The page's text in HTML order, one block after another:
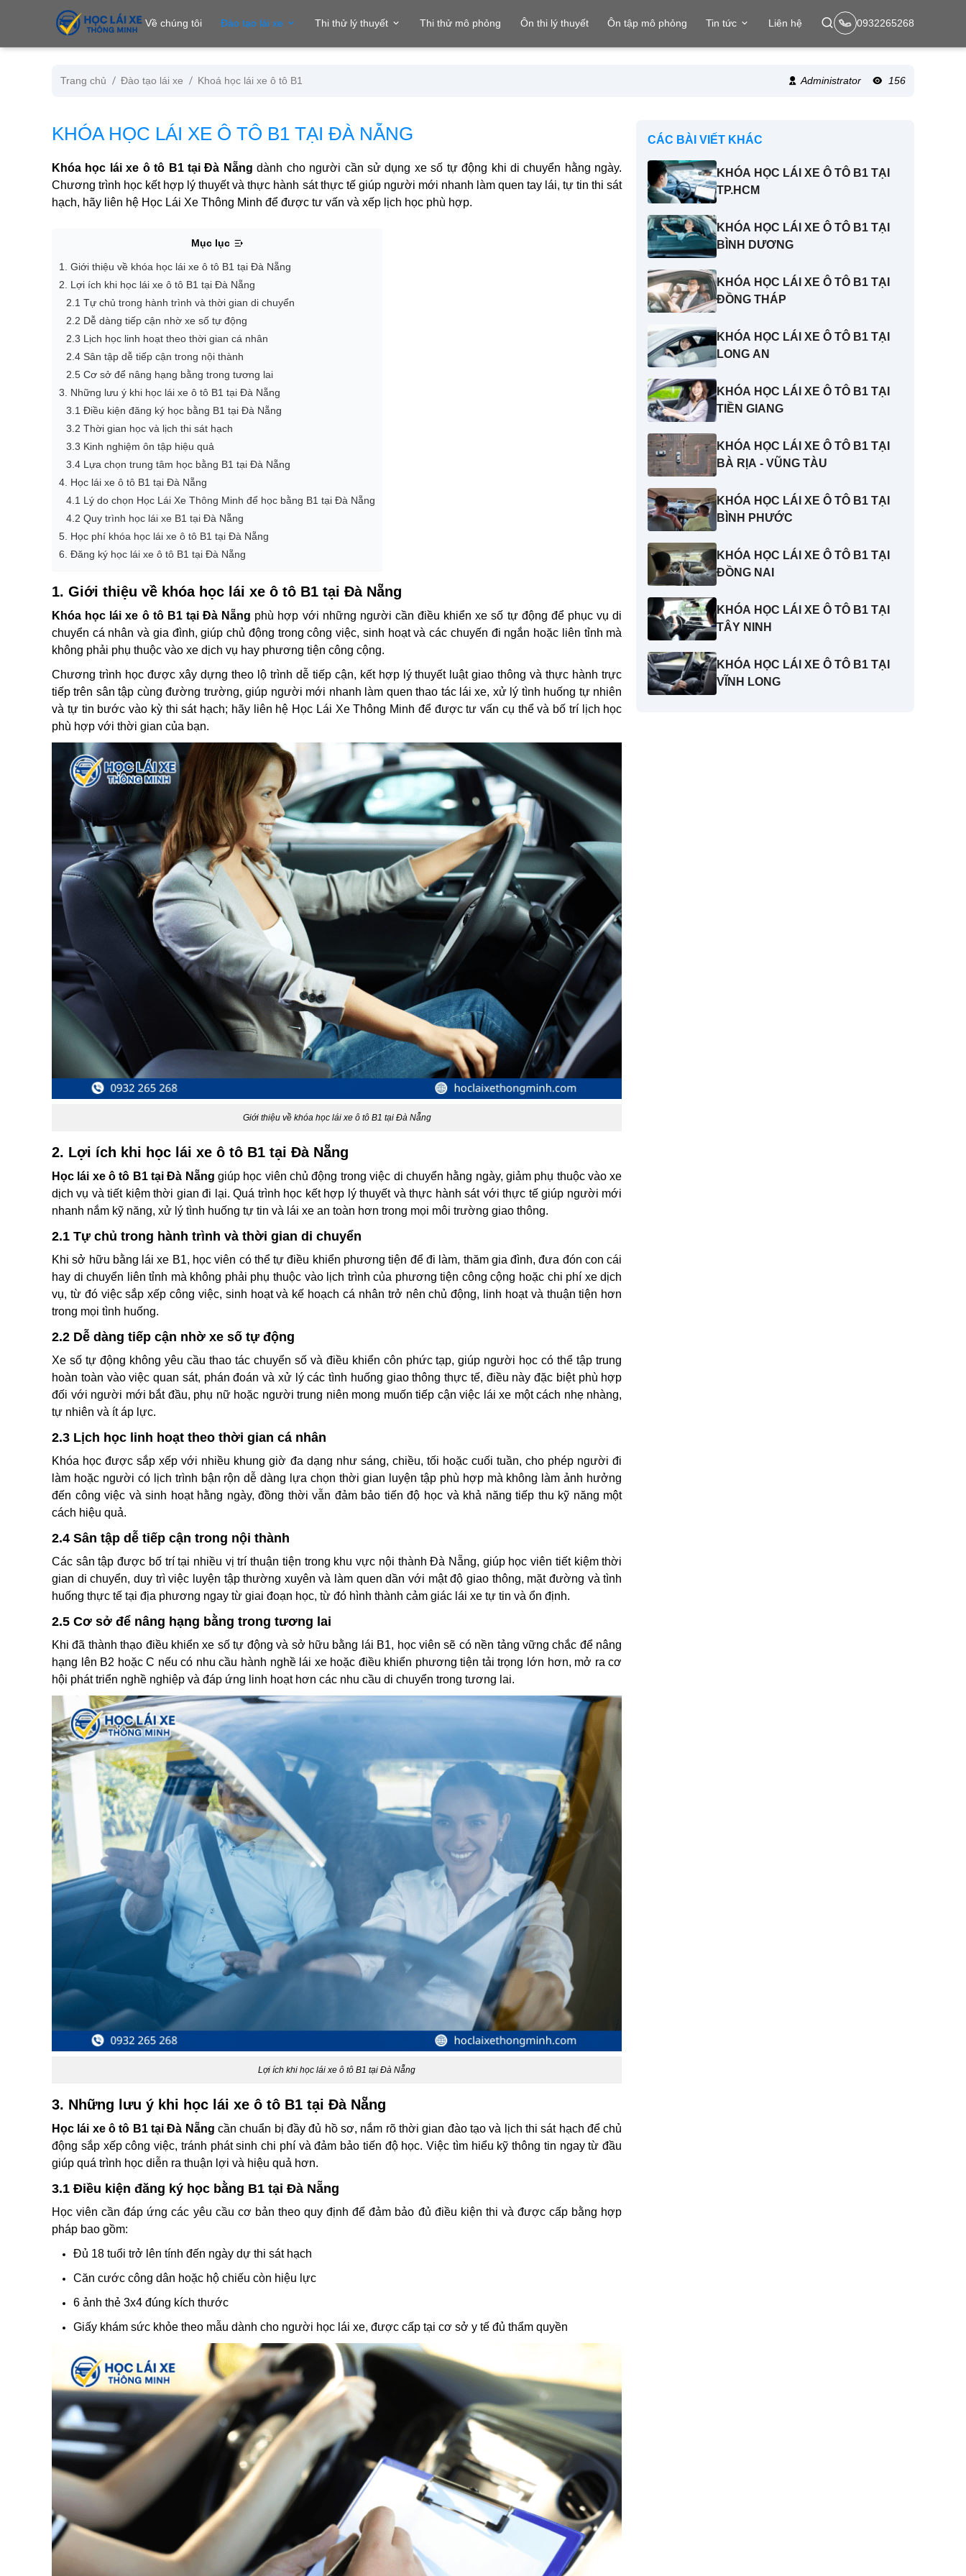
Về chúng tôi Đào tạo lái xe Thi thử lý thuyết Thi thử mô phỏng Ôn thi lý thuyết Ôn tập mô phỏng Tin tức Liên hệ 0932265268
Trang chủ Đào tạo lái xe Khoá học lái xe ô tô B1 Administrator 156
KHÓA HỌC LÁI XE Ô TÔ B1 TẠI ĐÀ NẴNG
Khóa học lái xe ô tô B1 tại Đà Nẵng dành cho người cần sử dụng xe số tự động khi di chuyển hằng ngày.
Chương trình học kết hợp lý thuyết và thực hành sát thực tế giúp người mới nhanh làm quen tay lái, tự tin thi sát
hạch, hãy liên hệ Học Lái Xe Thông Minh để được tư vấn và xếp lịch học phù hợp.
Mục lục
1. Giới thiệu về khóa học lái xe ô tô B1 tại Đà Nẵng
2. Lợi ích khi học lái xe ô tô B1 tại Đà Nẵng
2.1 Tự chủ trong hành trình và thời gian di chuyển
2.2 Dễ dàng tiếp cận nhờ xe số tự động
2.3 Lịch học linh hoạt theo thời gian cá nhân
2.4 Sân tập dễ tiếp cận trong nội thành
2.5 Cơ sở để nâng hạng bằng trong tương lai
3. Những lưu ý khi học lái xe ô tô B1 tại Đà Nẵng
3.1 Điều kiện đăng ký học bằng B1 tại Đà Nẵng
3.2 Thời gian học và lịch thi sát hạch
3.3 Kinh nghiệm ôn tập hiệu quả
3.4 Lựa chọn trung tâm học bằng B1 tại Đà Nẵng
4. Học lái xe ô tô B1 tại Đà Nẵng
4.1 Lý do chọn Học Lái Xe Thông Minh để học bằng B1 tại Đà Nẵng
4.2 Quy trình học lái xe B1 tại Đà Nẵng
5. Học phí khóa học lái xe ô tô B1 tại Đà Nẵng
6. Đăng ký học lái xe ô tô B1 tại Đà Nẵng
1. Giới thiệu về khóa học lái xe ô tô B1 tại Đà Nẵng
Khóa học lái xe ô tô B1 tại Đà Nẵng phù hợp với những người cần điều khiển xe số tự động để phục vụ di
chuyển cá nhân và gia đình, giúp chủ động trong công việc, sinh hoạt và các chuyến đi ngắn hoặc liên tỉnh mà
không phải phụ thuộc vào xe dịch vụ hay phương tiện công cộng.
Chương trình học được xây dựng theo lộ trình dễ tiếp cận, kết hợp lý thuyết luật giao thông và thực hành trực
tiếp trên sân tập cùng đường trường, giúp người mới nhanh làm quen thao tác lái xe, xử lý tình huống tự nhiên
và tự tin bước vào kỳ thi sát hạch; hãy liên hệ Học Lái Xe Thông Minh để được tư vấn cụ thể và bố trí lịch học
phù hợp với thời gian của bạn.
Giới thiệu về khóa học lái xe ô tô B1 tại Đà Nẵng
2. Lợi ích khi học lái xe ô tô B1 tại Đà Nẵng
Học lái xe ô tô B1 tại Đà Nẵng giúp học viên chủ động trong việc di chuyển hằng ngày, giảm phụ thuộc vào xe
dịch vụ và tiết kiệm thời gian đi lại. Quá trình học kết hợp lý thuyết và thực hành sát với thực tế giúp người mới
nhanh nắm kỹ năng, xử lý tình huống tự tin và lái xe an toàn hơn trong mọi môi trường giao thông.
2.1 Tự chủ trong hành trình và thời gian di chuyển
Khi sở hữu bằng lái xe B1, học viên có thể tự điều khiển phương tiện để đi làm, thăm gia đình, đưa đón con cái
hay di chuyển liên tỉnh mà không phải phụ thuộc vào lịch trình của phương tiện công cộng hoặc chi phí xe dịch
vụ, từ đó việc sắp xếp công việc, sinh hoạt và kế hoạch cá nhân trở nên chủ động, linh hoạt và thuận tiện hơn
trong mọi tình huống.
2.2 Dễ dàng tiếp cận nhờ xe số tự động
Xe số tự động không yêu cầu thao tác chuyển số và điều khiển côn phức tạp, giúp người học có thể tập trung
hoàn toàn vào việc quan sát, phán đoán và xử lý các tình huống giao thông thực tế, điều này đặc biệt phù hợp
đối với người mới bắt đầu, phụ nữ hoặc người trung niên mong muốn tiếp cận việc lái xe một cách nhẹ nhàng,
tự nhiên và ít áp lực.
2.3 Lịch học linh hoạt theo thời gian cá nhân
Khóa học được sắp xếp với nhiều khung giờ đa dạng như sáng, chiều, tối hoặc cuối tuần, cho phép người đi
làm hoặc người có lịch trình bận rộn dễ dàng lựa chọn thời gian luyện tập phù hợp mà không làm ảnh hưởng
đến công việc và sinh hoạt hằng ngày, đồng thời vẫn đảm bảo tiến độ học và khả năng tiếp thu kỹ năng một
cách hiệu quả.
2.4 Sân tập dễ tiếp cận trong nội thành
Các sân tập được bố trí tại nhiều vị trí thuận tiện trong khu vực nội thành Đà Nẵng, giúp học viên tiết kiệm thời
gian di chuyển, duy trì việc luyện tập thường xuyên và làm quen dần với mật độ giao thông, mặt đường và tình
huống thực tế tại địa phương ngay từ giai đoạn học, từ đó hình thành cảm giác lái xe tự tin và ổn định.
2.5 Cơ sở để nâng hạng bằng trong tương lai
Khi đã thành thạo điều khiển xe số tự động và sở hữu bằng lái B1, học viên sẽ có nền tảng vững chắc để nâng
hạng lên B2 hoặc C nếu có nhu cầu hành nghề lái xe hoặc điều khiển phương tiện tải trọng lớn hơn, mở ra cơ
hội phát triển nghề nghiệp và đáp ứng linh hoạt hơn các nhu cầu di chuyển trong tương lai.
Lợi ích khi học lái xe ô tô B1 tại Đà Nẵng
3. Những lưu ý khi học lái xe ô tô B1 tại Đà Nẵng
Học lái xe ô tô B1 tại Đà Nẵng cần chuẩn bị đầy đủ hồ sơ, nắm rõ thời gian đào tạo và lịch thi sát hạch để chủ
động sắp xếp công việc, tránh phát sinh chi phí và đảm bảo tiến độ học. Việc tìm hiểu kỹ thông tin ngay từ đầu
giúp quá trình học diễn ra thuận lợi và hiệu quả hơn.
3.1 Điều kiện đăng ký học bằng B1 tại Đà Nẵng
Học viên cần đáp ứng các yêu cầu cơ bản theo quy định để đảm bảo đủ điều kiện thi và được cấp bằng hợp
pháp bao gồm:
Đủ 18 tuổi trở lên tính đến ngày dự thi sát hạch
Căn cước công dân hoặc hộ chiếu còn hiệu lực
6 ảnh thẻ 3x4 đúng kích thước
Giấy khám sức khỏe theo mẫu dành cho người học lái xe, được cấp tại cơ sở y tế đủ thẩm quyền
CÁC BÀI VIẾT KHÁC
KHÓA HỌC LÁI XE Ô TÔ B1 TẠI
TP.HCM
KHÓA HỌC LÁI XE Ô TÔ B1 TẠI
BÌNH DƯƠNG
KHÓA HỌC LÁI XE Ô TÔ B1 TẠI
ĐỒNG THÁP
KHÓA HỌC LÁI XE Ô TÔ B1 TẠI
LONG AN
KHÓA HỌC LÁI XE Ô TÔ B1 TẠI
TIỀN GIANG
KHÓA HỌC LÁI XE Ô TÔ B1 TẠI
BÀ RỊA - VŨNG TÀU
KHÓA HỌC LÁI XE Ô TÔ B1 TẠI
BÌNH PHƯỚC
KHÓA HỌC LÁI XE Ô TÔ B1 TẠI
ĐỒNG NAI
KHÓA HỌC LÁI XE Ô TÔ B1 TẠI
TÂY NINH
KHÓA HỌC LÁI XE Ô TÔ B1 TẠI
VĨNH LONG